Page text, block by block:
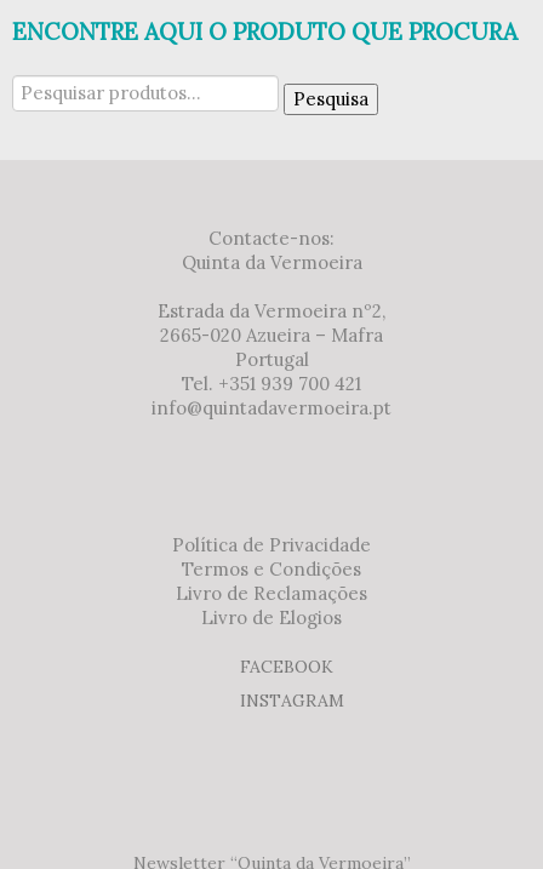
ENCONTRE AQUI O PRODUTO QUE PROCURA
Pesquisar
por:
Pesquisa
Contacte-nos:
Quinta da Vermoeira
Estrada da Vermoeira nº2,
2665-020 Azueira – Mafra
Portugal
Tel. +351 939 700 421
info@quintadavermoeira.pt
Política de Privacidade
Termos e Condições
Livro de Reclamações
Livro de Elogios
FACEBOOK
INSTAGRAM
Newsletter “Quinta da Vermoeira”